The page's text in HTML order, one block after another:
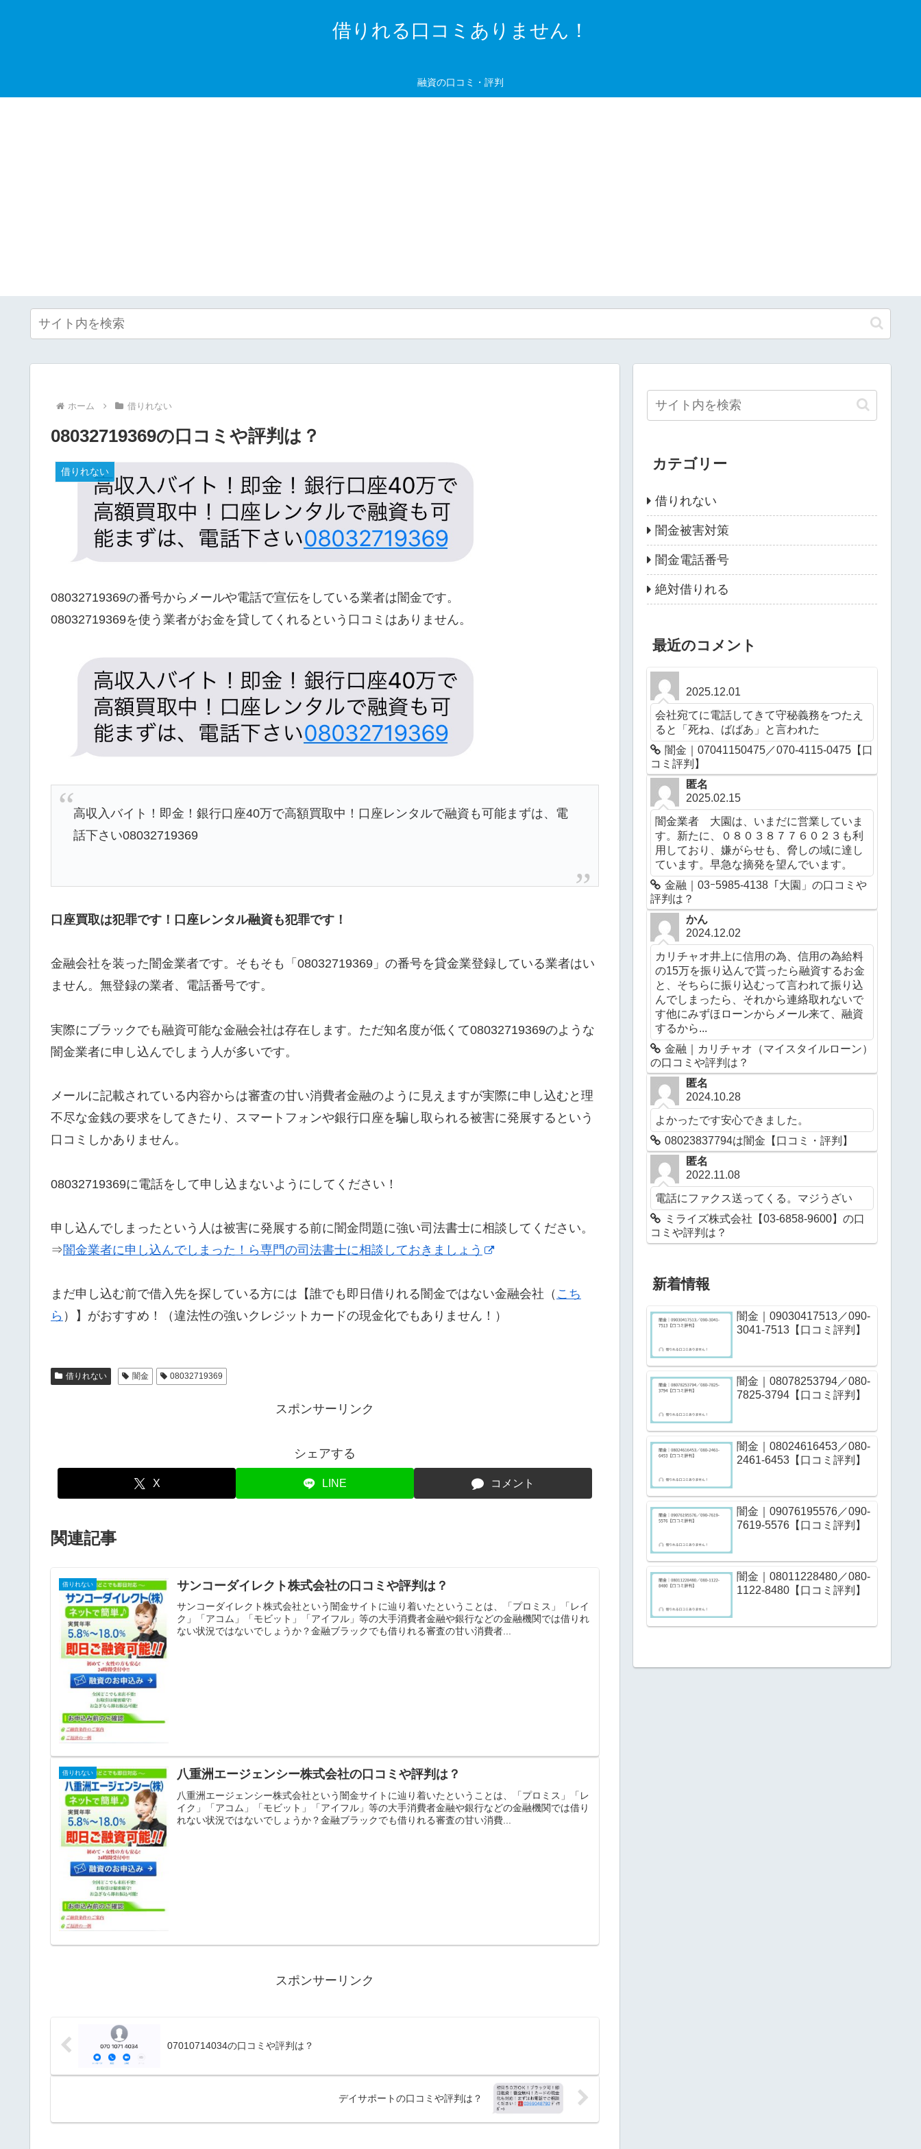
借りれる口コミありません！
融資の口コミ・評判
ホーム 借りれない
08032719369の口コミや評判は？
借りれない
08032719369の番号からメールや電話で宣伝をしている業者は闇金です。
08032719369を使う業者がお金を貸してくれるという口コミはありません。
高収入バイト！即金！銀行口座40万で高額買取中！口座レンタルで融資も可能まずは、電
話下さい08032719369
口座買取は犯罪です！口座レンタル融資も犯罪です！
金融会社を装った闇金業者です。そもそも「08032719369」の番号を貸金業登録している業者はい
ません。無登録の業者、電話番号です。
実際にブラックでも融資可能な金融会社は存在します。ただ知名度が低くて08032719369のような
闇金業者に申し込んでしまう人が多いです。
メールに記載されている内容からは審査の甘い消費者金融のように見えますが実際に申し込むと理
不尽な金銭の要求をしてきたり、スマートフォンや銀行口座を騙し取られる被害に発展するという
口コミしかありません。
08032719369に電話をして申し込まないようにしてください！
申し込んでしまったという人は被害に発展する前に闇金問題に強い司法書士に相談してください。
⇒闇金業者に申し込んでしまった！ら専門の司法書士に相談しておきましょう
まだ申し込む前で借入先を探している方には【誰でも即日借りれる闇金ではない金融会社（ こち
ら ）】がおすすめ！（違法性の強いクレジットカードの現金化でもありません！）
借りれない 闇金 08032719369
スポンサーリンク
シェアする
X LINE コメント
関連記事
借りれない サンコーダイレクト株式会社の口コミや評判は？
サンコーダイレクト株式会社という闇金サイトに辿り着いたということは、「プロミス」「レイ
ク」「アコム」「モビット」「アイフル」等の大手消費者金融や銀行などの金融機関では借りれ
ない状況ではないでしょうか？金融ブラックでも借りれる審査の甘い消費者...
借りれない 八重洲エージェンシー株式会社の口コミや評判は？
八重洲エージェンシー株式会社という闇金サイトに辿り着いたということは、「プロミス」「レ
イク」「アコム」「モビット」「アイフル」等の大手消費者金融や銀行などの金融機関では借り
れない状況ではないでしょうか？金融ブラックでも借りれる審査の甘い消費...
スポンサーリンク
07010714034の口コミや評判は？
デイサポートの口コミや評判は？
カテゴリー
借りれない
闇金被害対策
闇金電話番号
絶対借りれる
最近のコメント
2025.12.01
会社宛てに電話してきて守秘義務をつたえ
ると「死ね、ばばあ」と言われた
闇金｜07041150475／070-4115-0475【口
コミ評判】
匿名
2025.02.15
闇金業者 大園は、いまだに営業していま
す。新たに、０８０３８７７６０２３も利
用しており、嫌がらせも、脅しの域に達し
ています。早急な摘発を望んでいます。
金融｜03ｰ5985-4138「大園」の口コミや
評判は？
かん
2024.12.02
カリチャオ井上に信用の為、信用の為給料
の15万を振り込んで貰ったら融資するお金
と、そちらに振り込むって言われて振り込
んでしまったら、それから連絡取れないで
す他にみずほローンからメール来て、融資
するから...
金融｜カリチャオ（マイスタイルローン）
の口コミや評判は？
匿名
2024.10.28
よかったです安心できました。
08023837794は闇金【口コミ・評判】
匿名
2022.11.08
電話にファクス送ってくる。マジうざい
ミライズ株式会社【03-6858-9600】の口
コミや評判は？
新着情報
闇金｜09030417513／090-
3041-7513【口コミ評判】
闇金｜08078253794／080-
7825-3794【口コミ評判】
闇金｜08024616453／080-
2461-6453【口コミ評判】
闇金｜09076195576／090-
7619-5576【口コミ評判】
闇金｜08011228480／080-
1122-8480【口コミ評判】